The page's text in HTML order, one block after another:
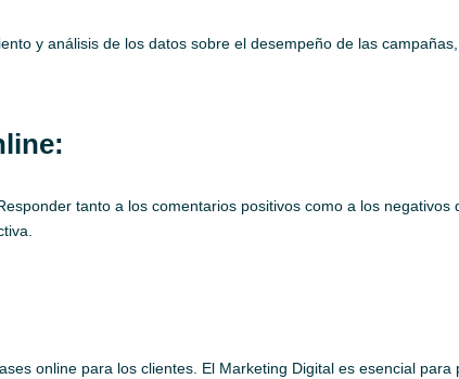
y análisis de los datos sobre el desempeño de las
tanto a los comentarios positivos como a los
online para los clientes. El Marketing Digital es esencial para